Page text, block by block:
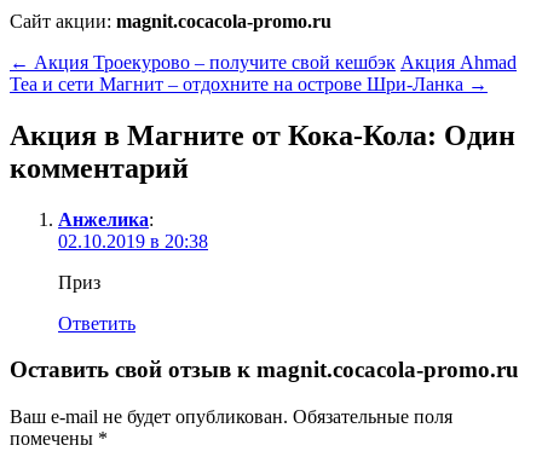
Сайт акции: magnit.cocacola-promo.ru
← Акция Троекурово – получите свой кешбэк Акция Ahmad
Tea и сети Магнит – отдохните на острове Шри-Ланка →
Акция в Магните от Кока-Кола: Один
комментарий
Анжелика:
02.10.2019 в 20:38
Приз
Ответить
Оставить свой отзыв к magnit.cocacola-promo.ru
Ваш e-mail не будет опубликован. Обязательные поля
помечены *